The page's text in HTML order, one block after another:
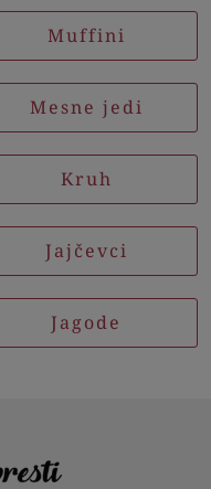
Muffini
Mesne jedi
Kruh
Jajčevci
Jagode